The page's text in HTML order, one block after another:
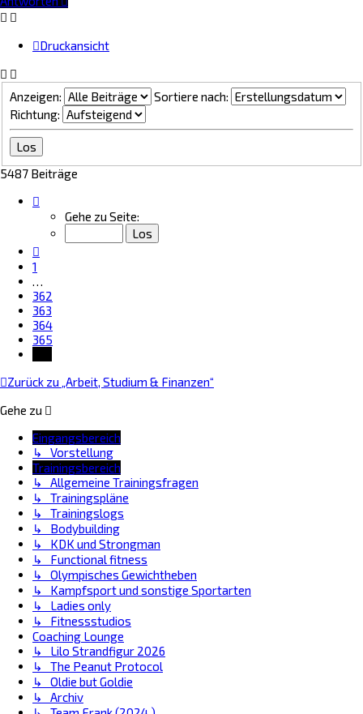
Druckansicht
Anzeigen:
Sortiere nach:
Richtung:
5487 Beiträge
366
von
Gehe zu Seite:
1
…
362
363
364
365
Zurück zu „Arbeit, Studium & Finanzen“
Gehe zu
Eingangsbereich
↳ Vorstellung
Trainingsbereich
↳ Allgemeine Trainingsfragen
↳ Trainingspläne
↳ Trainingslogs
↳ Bodybuilding
↳ KDK und Strongman
↳ Functional fitness
↳ Olympisches Gewichtheben
↳ Kampfsport und sonstige Sportarten
↳ Ladies only
↳ Fitnessstudios
Coaching Lounge
↳ Lilo Strandfigur 2026
↳ The Peanut Protocol
↳ Oldie but Goldie
↳ Archiv